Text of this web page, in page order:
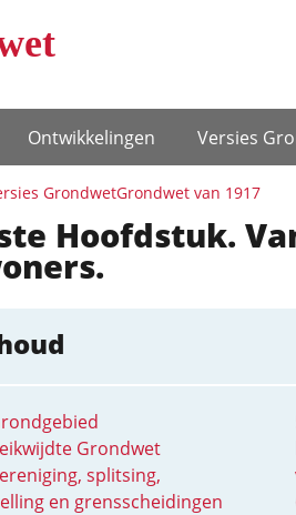
Ontwikke­lingen Versies
GrondwetGrondwet van 1917
Hoofdstuk.
Grondwet
splitsing,
en grensscheidingen